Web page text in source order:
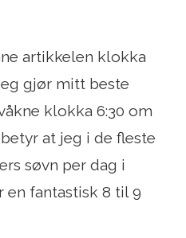
artikkelen klokka
gjør mitt beste
klokka 6:30 om
at jeg i de fleste
søvn per dag i
en fantastisk 8 til 9